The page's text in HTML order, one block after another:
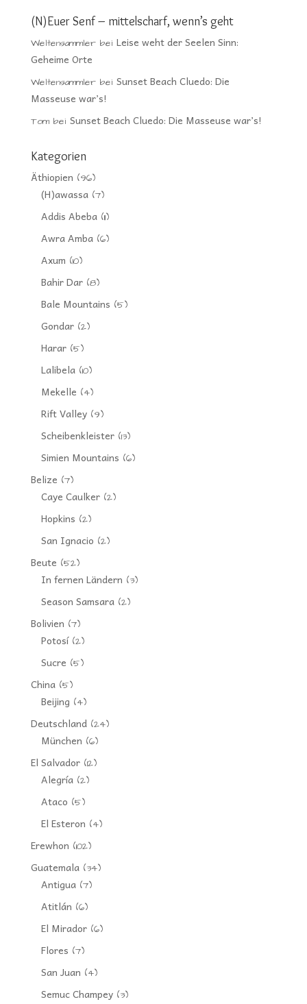
(N)Euer Senf – mittelscharf, wenn’s geht
Weltensammlerbei Leise weht der Seelen Sinn:
Geheime Orte
Weltensammlerbei Sunset Beach Cluedo: Die
Masseuse war’s!
Tombei Sunset Beach Cluedo: Die Masseuse war’s!
Kategorien
Äthiopien (96)
(H)awassa(7)
Addis Abeba(11)
Awra Amba(6)
Axum (10)
Bahir Dar(8)
Bale Mountains (5)
Gondar(2)
Harar(5)
Lalibela(10)
Mekelle (4)
Rift Valley(9)
Scheibenkleister(13)
Simien Mountains (6)
Belize (7)
Caye Caulker(2)
Hopkins (2)
San Ignacio (2)
Beute (52)
In fernen Ländern (3)
Season Samsara(2)
Bolivien (7)
Potosí(2)
Sucre (5)
China(5)
Beijing (4)
Deutschland(24)
München (6)
El Salvador(12)
Alegría(2)
Ataco (5)
El Esteron (4)
Erewhon (102)
Guatemala(34)
Antigua(7)
Atitlán (6)
El Mirador(6)
Flores (7)
San Juan (4)
Semuc Champey(3)